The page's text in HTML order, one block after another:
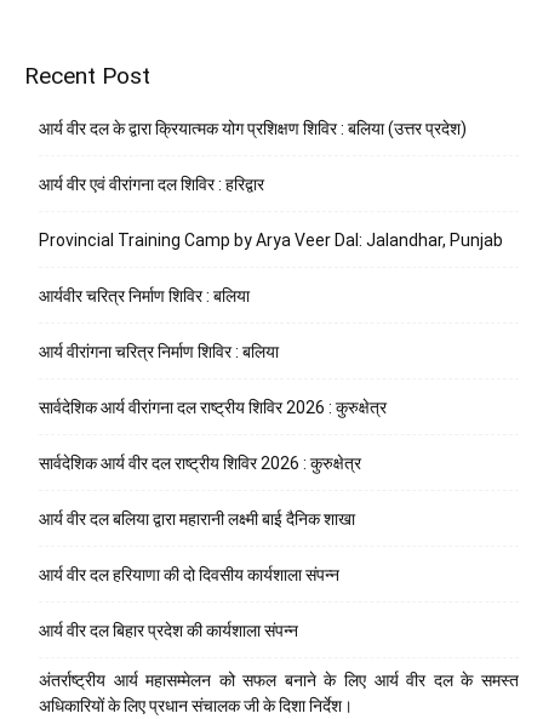
Recent Post
आर्य वीर दल के द्वारा क्रियात्मक योग प्रशिक्षण शिविर : बलिया (उत्तर प्रदेश)
आर्य वीर एवं वीरांगना दल शिविर : हरिद्वार
Provincial Training Camp by Arya Veer Dal: Jalandhar, Punjab
आर्यवीर चरित्र निर्माण शिविर : बलिया
आर्य वीरांगना चरित्र निर्माण शिविर : बलिया
सार्वदेशिक आर्य वीरांगना दल राष्ट्रीय शिविर 2026 : कुरुक्षेत्र
सार्वदेशिक आर्य वीर दल राष्ट्रीय शिविर 2026 : कुरुक्षेत्र
आर्य वीर दल बलिया द्वारा महारानी लक्ष्मी बाई दैनिक शाखा
आर्य वीर दल हरियाणा की दो दिवसीय कार्यशाला संपन्न
आर्य वीर दल बिहार प्रदेश की कार्यशाला संपन्न
अंतर्राष्ट्रीय आर्य महासम्मेलन को सफल बनाने के लिए आर्य वीर दल के समस्त
अधिकारियों के लिए प्रधान संचालक जी के दिशा निर्देश।